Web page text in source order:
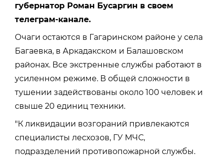
губернатор Роман Бусаргин в своем
телеграм-канале.
Очаги остаются в Гагаринском районе у села
Багаевка, в Аркадакском и Балашовском
районах. Все экстренные службы работают в
усиленном режиме. В общей сложности в
тушении задействованы около 100 человек и
свыше 20 единиц техники.
"К ликвидации возгораний привлекаются
специалисты лесхозов, ГУ МЧС,
подразделений противопожарной службы.